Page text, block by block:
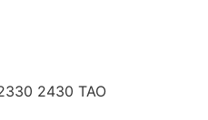
2430 TAO